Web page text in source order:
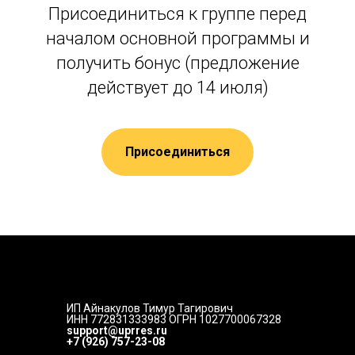
Присоединиться к группе перед
началом основной программы и
получить бонус (предложение
действует до 14 июля)
Присоединиться
ИП Айнакулов Тимур Тагирович
ИНН 772831333983 ОГРН 1027700067328
support@uprres.ru
+7 (926) 757-23-08